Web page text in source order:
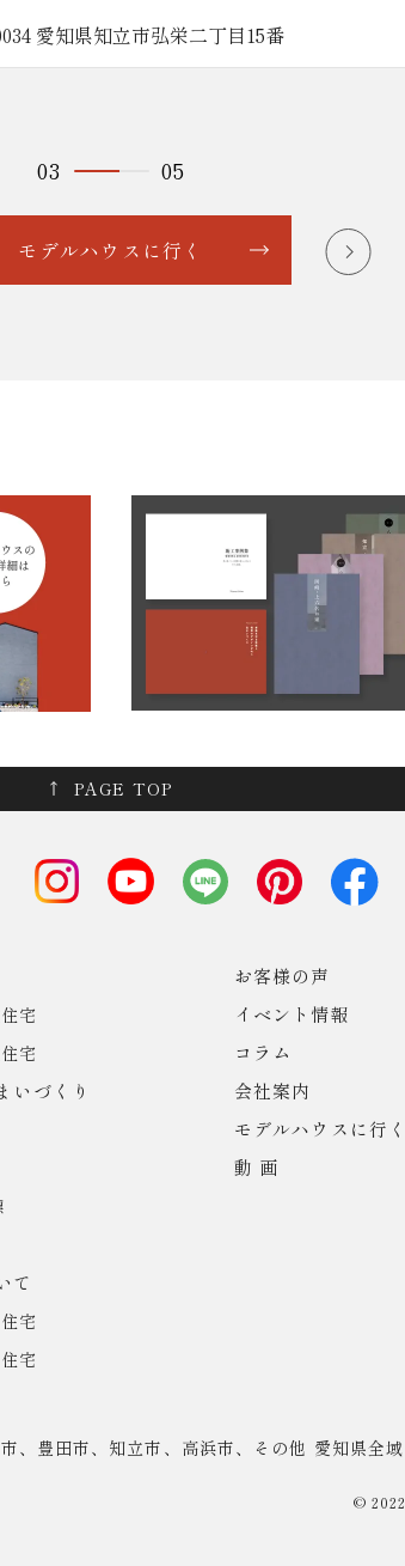
愛知県知立市弘栄二丁目15番
03 05
モデルハウスに行く
PAGE TOP
宅
宅
いづくり
て
宅
宅
お客様の声
イベント情報
コラム
会社案内
モデルハウスに行く
動 画
、豊田市、知立市、高浜市、その他 愛知県全域
© 2022